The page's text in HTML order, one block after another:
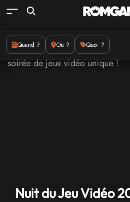
Quand ? Où ? Quoi ?
Nuit du Jeu Vidéo